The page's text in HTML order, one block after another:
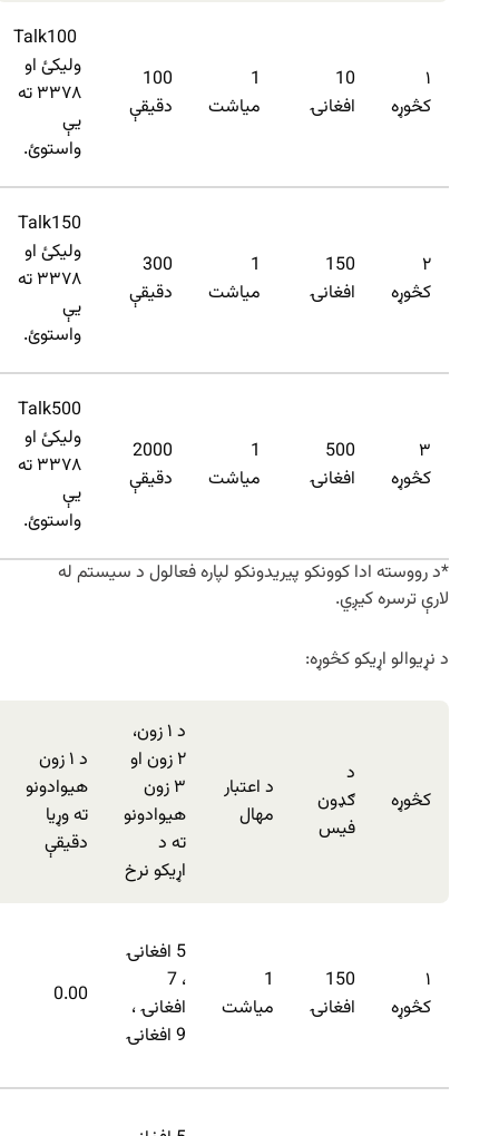
Talk100
ولیکئ او
۳۳۷۸ ته
یې
واستوئ.
100
دقیقې
1
میاشت
10
افغانۍ
۱
کڅوړه
Talk150
ولیکئ او
۳۳۷۸ ته
یې
واستوئ.
300
دقیقې
1
میاشت
150
افغانۍ
۲
کڅوړه
Talk500
ولیکئ او
۳۳۷۸ ته
یې
واستوئ.
2000
دقیقې
1
میاشت
500
افغانۍ
۳
کڅوړه
*د رووسته ادا کوونکو پیریدونکو لپاره فعالول د سیستم له
لارې ترسره کیږي.
د نړیوالو اړیکو کڅوړه:
د ۱ زون
هیوادونو
ته وړیا
دقیقې
د ۱ زون،
۲ زون او
۳ زون
هیوادونو
ته د
اړیکو نرخ
د اعتبار
مهال
د
ګډون
فیس
کڅوړه
0.00
5 افغانۍ
، 7
افغانۍ ،
9 افغانۍ
1
میاشت
150
افغانۍ
۱
کڅوړه